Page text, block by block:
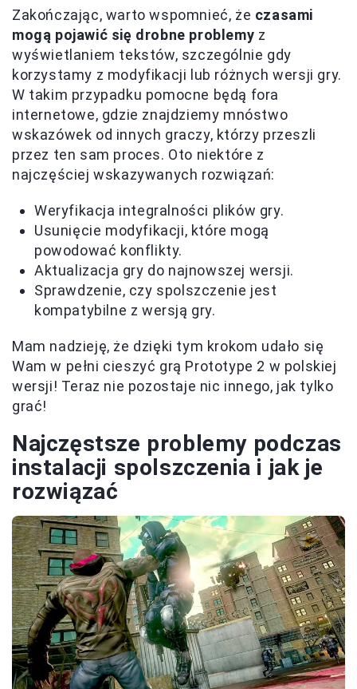
Zakończając, warto wspomnieć, że czasami
mogą pojawić się drobne problemy z
wyświetlaniem tekstów, szczególnie gdy
korzystamy z modyfikacji lub różnych wersji gry.
W takim przypadku pomocne będą fora
internetowe, gdzie znajdziemy mnóstwo
wskazówek od innych graczy, którzy przeszli
przez ten sam proces. Oto niektóre z
najczęściej wskazywanych rozwiązań:
Weryfikacja integralności plików gry.
Usunięcie modyfikacji, które mogą
powodować konflikty.
Aktualizacja gry do najnowszej wersji.
Sprawdzenie, czy spolszczenie jest
kompatybilne z wersją gry.
Mam nadzieję, że dzięki tym krokom udało się
Wam w pełni cieszyć grą Prototype 2 w polskiej
wersji! Teraz nie pozostaje nic innego, jak tylko
grać!
Najczęstsze problemy podczas
instalacji spolszczenia i jak je
rozwiązać